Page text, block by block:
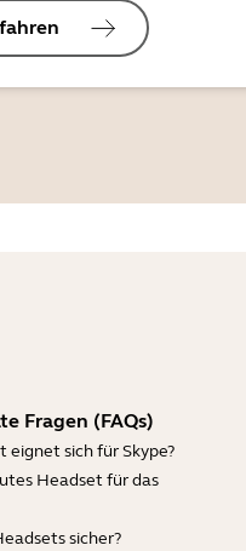
Fragen (FAQs)
eignet sich für Skype?
Headset für das
sicher?